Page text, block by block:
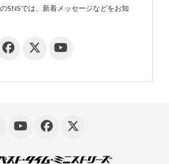
SNSでは、新着メッセージなどをお知